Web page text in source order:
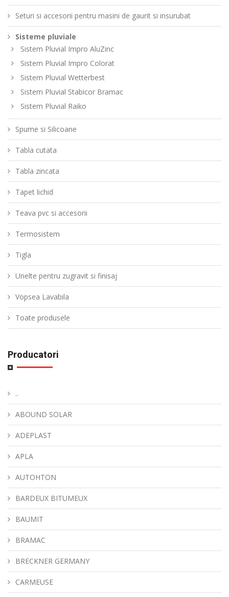
Seturi si accesorii pentru masini de gaurit si insurubat
Sisteme pluviale
Sistem Pluvial Impro AluZinc
Sistem Pluvial Impro Colorat
Sistem Pluvial Wetterbest
Sistem Pluvial Stabicor Bramac
Sistem Pluvial Raiko
Spume si Silicoane
Tabla cutata
Tabla zincata
Tapet lichid
Teava pvc si accesorii
Termosistem
Tigla
Unelte pentru zugravit si finisaj
Vopsea Lavabila
Toate produsele
Producatori
..
ABOUND SOLAR
ADEPLAST
APLA
AUTOHTON
BARDEUX BITUMEUX
BAUMIT
BRAMAC
BRECKNER GERMANY
CARMEUSE